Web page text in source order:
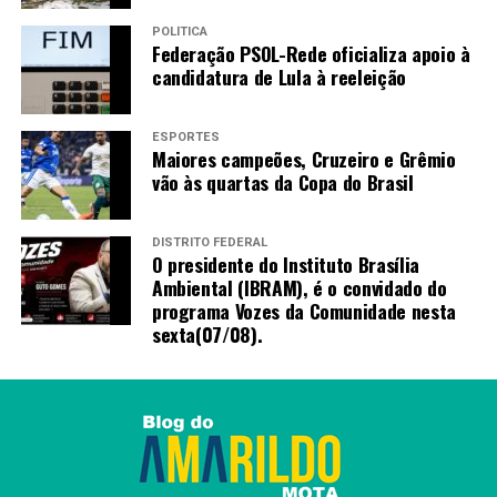
Nogueira, de 27 anos, é uma das pacientes atendidas
pelo serviço.
Para ela, a diálise peritoneal representa mais qualidade
de vida e a possibilidade de passar mais tempo com o
filho, já que não precisará mais se deslocar com
frequência para outras cidades em busca do tratamento.
“Os sentimentos são de
alegria e ansiedade. No dia
em que soube que os
equipamentos chegariam
em casa, fiquei muito
entusiasmada. Já chegou
tudo: a máquina, as
POLÍTICA
Federação PSOL-Rede oficializa apoio à
candidatura de Lula à reeleição
ESPORTES
Maiores campeões, Cruzeiro e Grêmio
vão às quartas da Copa do Brasil
DISTRITO FEDERAL
O presidente do Instituto Brasília
Ambiental (IBRAM), é o convidado do
programa Vozes da Comunidade nesta
sexta(07/08).